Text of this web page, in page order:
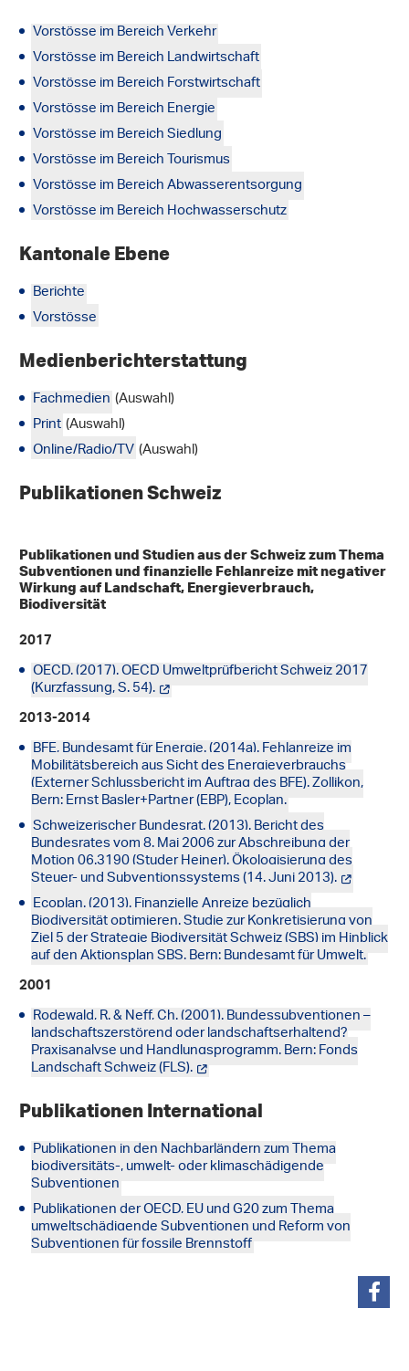
Vorstösse im Bereich Verkehr
Vorstösse im Bereich Landwirtschaft
Vorstösse im Bereich Forstwirtschaft
Vorstösse im Bereich Energie
Vorstösse im Bereich Siedlung
Vorstösse im Bereich Tourismus
Vorstösse im Bereich Abwasserentsorgung
Vorstösse im Bereich Hochwasserschutz
Kantonale Ebene
Berichte
Vorstösse
Medienberichterstattung
Fachmedien(Auswahl)
Print(Auswahl)
Online/Radio/TV(Auswahl)
Publikationen Schweiz
Publikationen und Studien aus der Schweiz zum Thema
Subventionen und finanzielle Fehlanreize mit negativer
Wirkung auf Landschaft, Energieverbrauch,
Biodiversität
2017
OECD. (2017). OECD Umweltprüfbericht Schweiz 2017
(Kurzfassung, S. 54).
2013-2014
BFE, Bundesamt für Energie. (2014a). Fehlanreize im
Mobilitätsbereich aus Sicht des Energieverbrauchs
(Externer Schlussbericht im Auftrag des BFE). Zollikon,
Bern: Ernst Basler+Partner (EBP), Ecoplan.
Schweizerischer Bundesrat. (2013). Bericht des
Bundesrates vom 8. Mai 2006 zur Abschreibung der
Motion 06.3190 (Studer Heiner). Ökologisierung des
Steuer- und Subventionssystems (14. Juni 2013).
Ecoplan. (2013). Finanzielle Anreize bezüglich
Biodiversität optimieren. Studie zur Konkretisierung von
Ziel 5 der Strategie Biodiversität Schweiz (SBS) im Hinblick
auf den Aktionsplan SBS. Bern: Bundesamt für Umwelt.
2001
Rodewald, R. & Neff, Ch. (2001). Bundessubventionen –
landschaftszerstörend oder landschaftserhaltend?
Praxisanalyse und Handlungsprogramm. Bern: Fonds
Landschaft Schweiz (FLS).
Publikationen International
Publikationen in den Nachbarländern zum Thema
biodiversitäts-, umwelt- oder klimaschädigende
Subventionen
Publikationen der OECD, EU und G20 zum Thema
umweltschädigende Subventionen und Reform von
Subventionen für fossile Brennstoff